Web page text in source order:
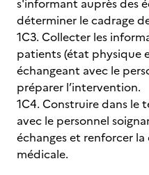
s'informant auprès des
déterminer le cadrage
1C3. Collecter les
patients (état physique
échangeant avec le
préparer l’intervention.
1C4. Construire dans le
avec le personnel
échanges et renforcer la
médicale.